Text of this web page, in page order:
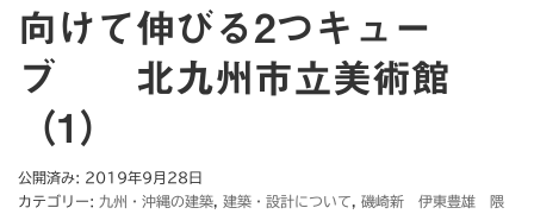
向けて伸びる2つキュー
ブ 北九州市立美術館
（1）
公開済み: 2019年9月28日
カテゴリー: 九州・沖縄の建築 建築・設計について
磯崎新 伊東豊雄 隈